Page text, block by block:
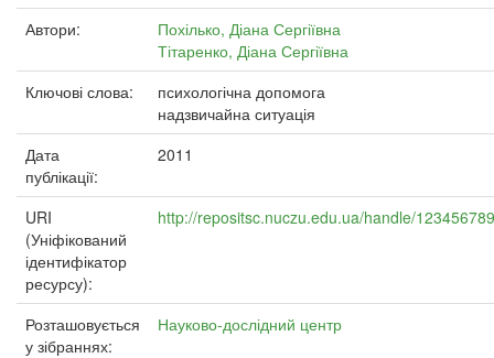
Автори:
Похілько, Діана Сергіївна
Тітаренко, Діана Сергіївна
Ключові слова:
психологічна допомога
надзвичайна ситуація
Дата
публікації:
2011
URI
(Уніфікований
ідентифікатор
ресурсу):
http://repositsc.nuczu.edu.ua/handle/
Розташовується
у зібраннях:
Науково-дослідний центр